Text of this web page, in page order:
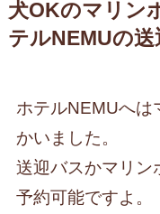
犬OKのマリン
テルNEMUの送
ホテルNEMUへは
かいました。
送迎バスかマリン
予約可能ですよ。